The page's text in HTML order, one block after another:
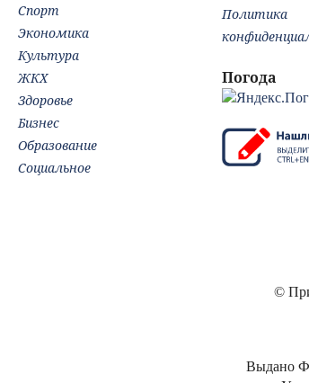
Спорт
Экономика
Культура
ЖКХ
Здоровье
Бизнес
Образование
Социальное
Политика
Погода
©
Выдано